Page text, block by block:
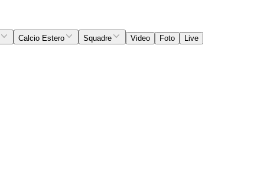
Calcio Estero Squadre Video Foto
Live